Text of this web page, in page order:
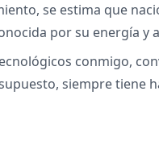
se estima que
por su energía y
conmigo,
siempre tiene